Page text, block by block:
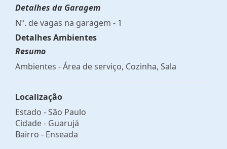
Detalhes da Garagem
Nº. de vagas na garagem - 1
Detalhes Ambientes
Resumo
Ambientes - Área de serviço, Cozinha, Sala
Localização
Estado -São Paulo
Cidade - Guarujá
Bairro - Enseada